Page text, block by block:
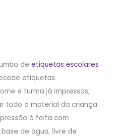
de etiquetas escolares
etiquetas
e turma já impressos,
todo o material da criança
é feita com
de água, livre de